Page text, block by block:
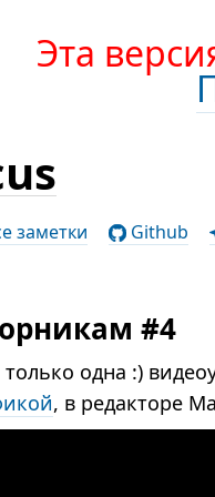
Эта
заметки Github
#4
одна :)
, в редакторе